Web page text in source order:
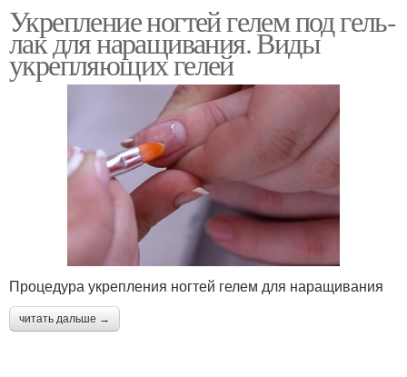
Укрепление ногтей гелем под гель-
лак для наращивания. Виды
укрепляющих гелей
Процедура укрепления ногтей гелем для наращивания
читать дальше →